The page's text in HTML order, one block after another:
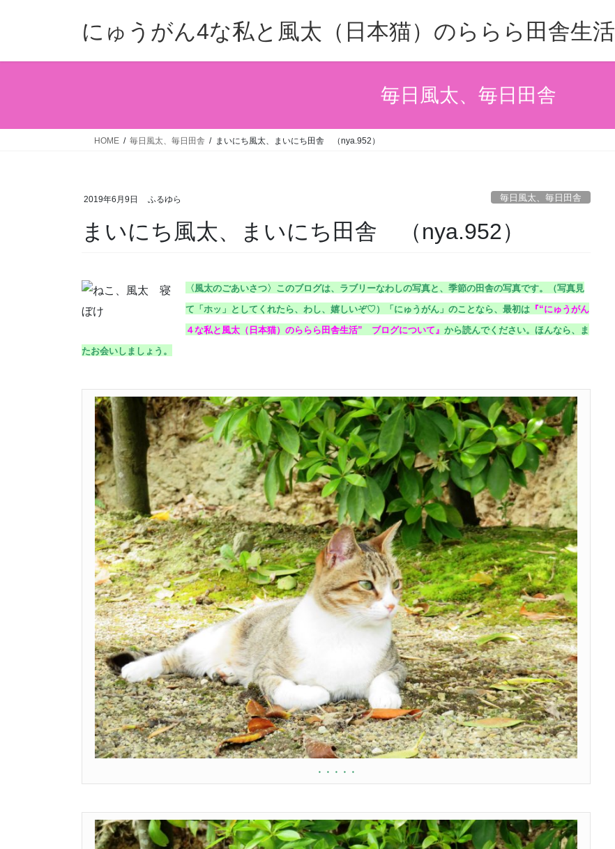
にゅうがん4な私と風太（日本猫）のららら田舎生活
毎日風太、毎日田舎
HOME 毎日風太、毎日田舎 まいにち風太、まいにち田舎 （nya.952）
2019年6月9日 ふるゆら 毎日風太、毎日田舎
まいにち風太、まいにち田舎 （nya.952）
〈風太のごあいさつ〉このブログは、ラブリーなわしの写真と、季節の田舎の写真です。（写真見
て「ホッ」としてくれたら、わし、嬉しいぞ♡）
「にゅうがん」のことなら、最初は 『“にゅうがん
４な私と風太（日本猫）のららら田舎生活” ブログについて』 から読んでください。 ほんなら、ま
たお会いしましょう。
・・・・・